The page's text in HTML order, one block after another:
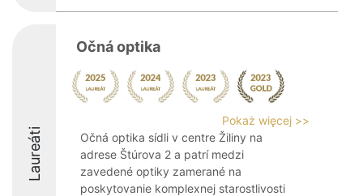
Laureáti
Očná optika
Pokaż więcej >>
Očná optika sídli v centre Žiliny na
adrese Štúrova 2 a patrí medzi
zavedené optiky zamerané na
poskytovanie komplexnej starostlivosti